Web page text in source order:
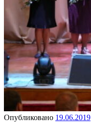
Опубликовано 19.06.2019